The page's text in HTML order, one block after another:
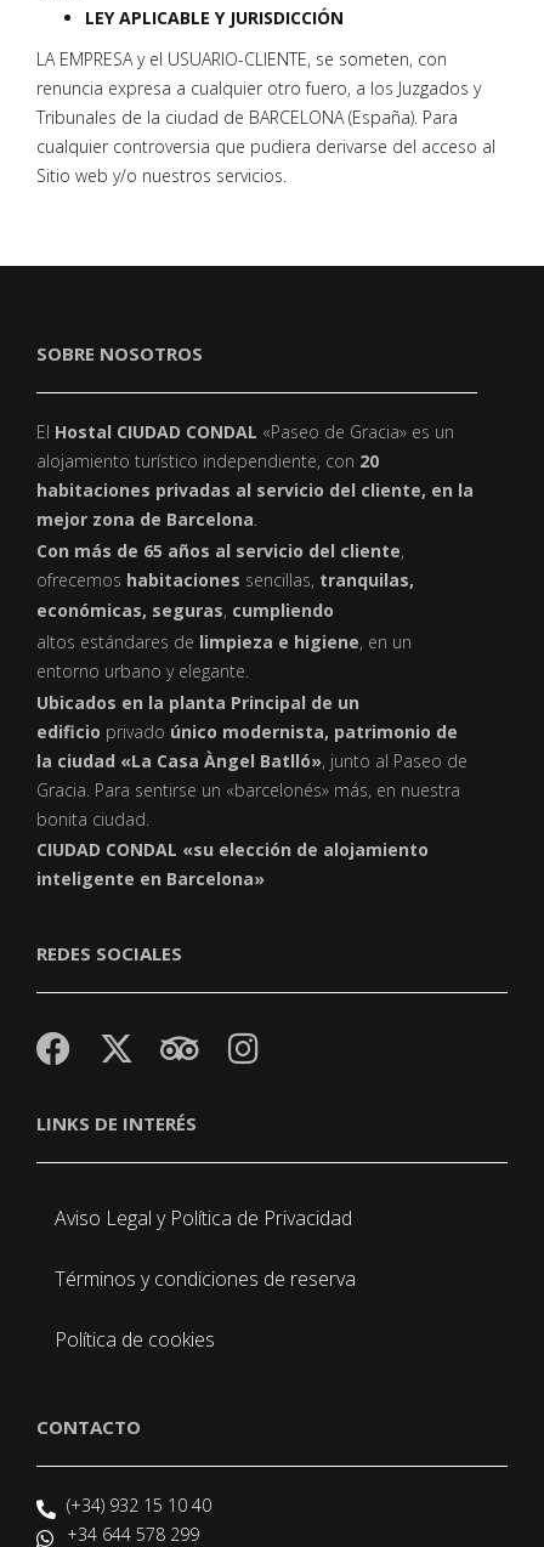
LEY APLICABLE Y JURISDICCIÓN
LA EMPRESA y el USUARIO-CLIENTE, se someten, con
renuncia expresa a cualquier otro fuero, a los Juzgados y
Tribunales de la ciudad de BARCELONA (España). Para
cualquier controversia que pudiera derivarse del acceso al
Sitio web y/o nuestros servicios.
SOBRE NOSOTROS
El Hostal CIUDAD CONDAL «Paseo de Gracia» es un
alojamiento turístico independiente, con 20
habitaciones privadas al servicio del cliente, en la
mejor zona de Barcelona.
Con más de 65 años al servicio del cliente,
ofrecemos habitaciones sencillas, tranquilas,
económicas, seguras, cumpliendo
altos estándares de limpieza e higiene, en un
entorno urbano y elegante.
Ubicados en la planta Principal de un
edificio privado único modernista, patrimonio de
la ciudad «La Casa Àngel Batlló», junto al Paseo de
Gracia. Para sentirse un «barcelonés» más, en nuestra
bonita ciudad.
CIUDAD CONDAL «su elección de alojamiento
inteligente en Barcelona»
REDES SOCIALES
LINKS DE INTERÉS
Aviso Legal y Política de Privacidad
Términos y condiciones de reserva
Política de cookies
CONTACTO
(+34) 932 15 10 40
+34 644 578 299